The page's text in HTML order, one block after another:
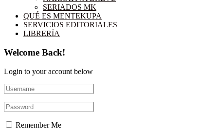
SERIADOS MK
QUÉ ES MENTEKUPA
SERVICIOS EDITORIALES
LIBRERÍA
Welcome Back!
Login to your account below
Remember Me